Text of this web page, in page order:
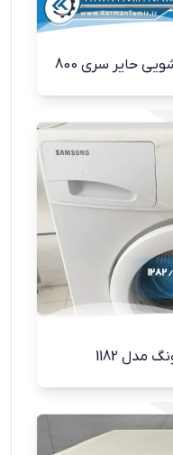
حایر سری 800
1182